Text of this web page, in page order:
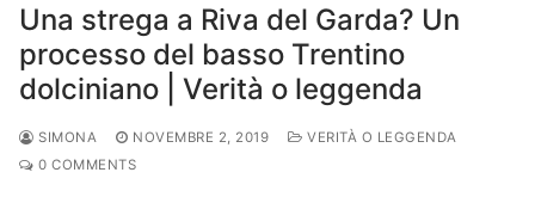
Una strega a Riva del Garda? Un
processo del basso Trentino
dolciniano | Verità o leggenda
SIMONA NOVEMBRE 2, 2019
VERITÀ O LEGGENDA
0 COMMENTS